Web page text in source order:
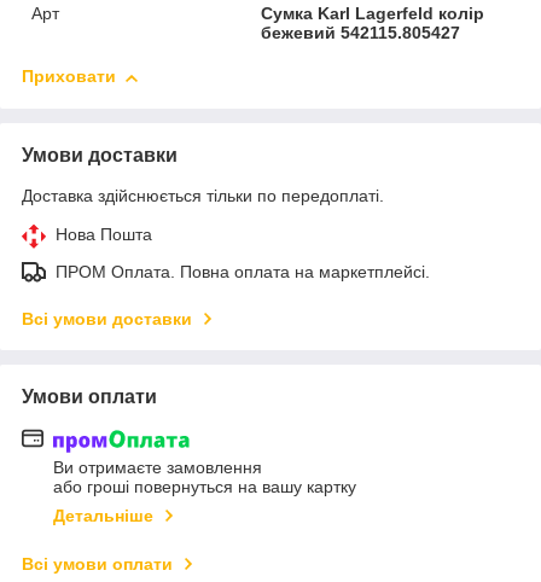
Арт
Сумка Karl Lagerfeld колір
бежевий 542115.805427
Приховати
Умови доставки
Доставка здійснюється тільки по передоплаті.
Нова Пошта
ПРОМ Оплата. Повна оплата на маркетплейсі.
Всі умови доставки
Умови оплати
Ви отримаєте замовлення
або гроші повернуться на вашу картку
Детальніше
Всі умови оплати